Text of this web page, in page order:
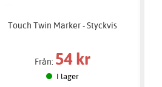
Touch Twin Marker - Styckvis
Från: 54 kr
I lager